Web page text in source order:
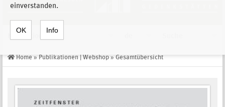
einverstanden.
OK Info
Home » Publikationen | Webshop » Gesamtübersicht